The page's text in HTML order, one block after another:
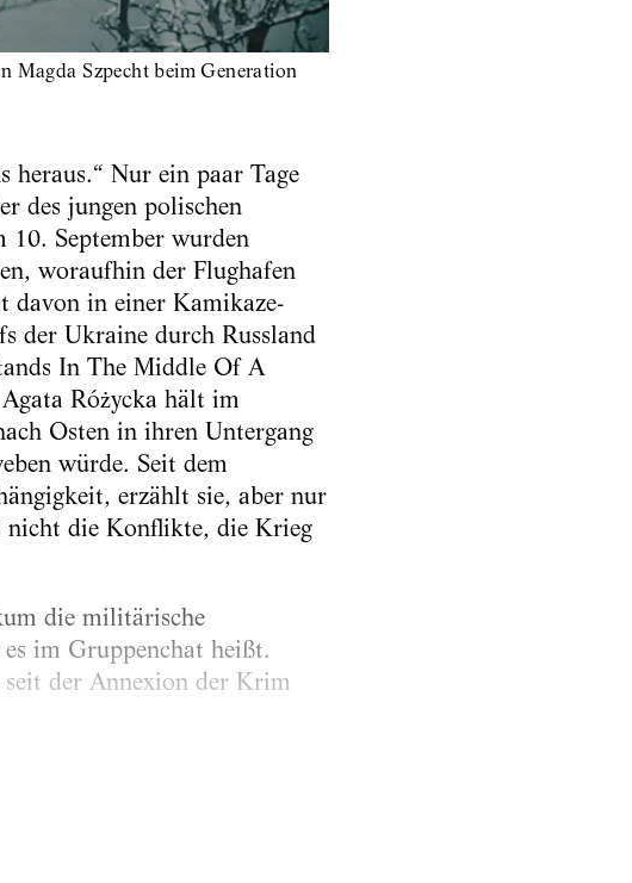
Magda Szpecht beim Generation
heraus.“ Nur ein paar Tage
des jungen polischen
10. September wurden
woraufhin der Flughafen
davon in einer Kamikaze-
der Ukraine durch Russland
In The Middle Of A
Różycka hält im
Osten in ihren Untergang
würde. Seit dem
erzählt sie, aber nur
nicht die Konflikte, die Krieg
die militärische
im Gruppenchat heißt.
der Annexion der Krim